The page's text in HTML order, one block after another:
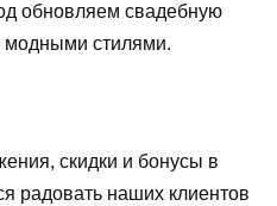
обновляем свадебную
модными стилями.
скидки и бонусы в
радовать наших клиентов